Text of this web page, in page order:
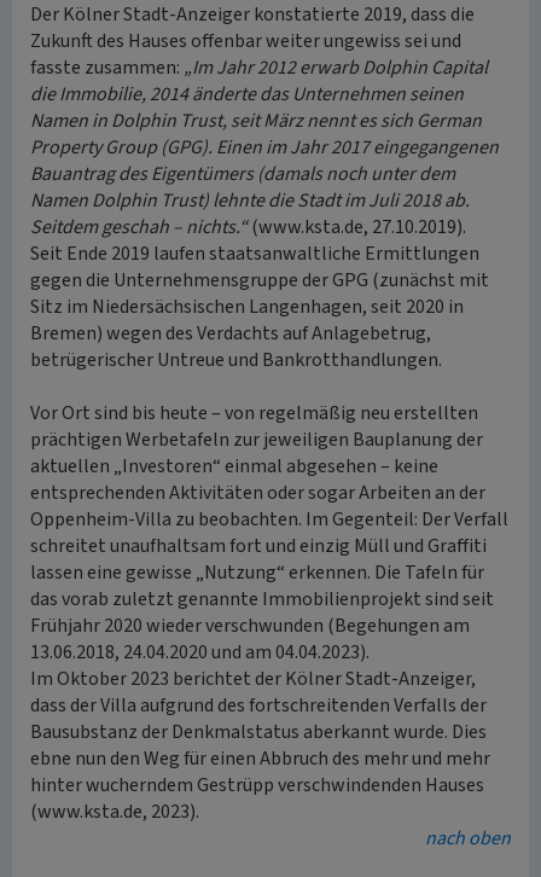
Der Kölner Stadt-Anzeiger konstatierte 2019, dass die
Zukunft des Hauses offenbar weiter ungewiss sei und
fasste zusammen: „Im Jahr 2012 erwarb Dolphin Capital
die Immobilie, 2014 änderte das Unternehmen seinen
Namen in Dolphin Trust, seit März nennt es sich German
Property Group (GPG). Einen im Jahr 2017 eingegangenen
Bauantrag des Eigentümers (damals noch unter dem
Namen Dolphin Trust) lehnte die Stadt im Juli 2018 ab.
Seitdem geschah – nichts.“(www.ksta.de, 27.10.2019).
Seit Ende 2019 laufen staatsanwaltliche Ermittlungen
gegen die Unternehmensgruppe der GPG (zunächst mit
Sitz im Niedersächsischen Langenhagen, seit 2020 in
Bremen) wegen des Verdachts auf Anlagebetrug,
betrügerischer Untreue und Bankrotthandlungen.
Vor Ort sind bis heute – von regelmäßig neu erstellten
prächtigen Werbetafeln zur jeweiligen Bauplanung der
aktuellen „Investoren“ einmal abgesehen – keine
entsprechenden Aktivitäten oder sogar Arbeiten an der
Oppenheim-Villa zu beobachten. Im Gegenteil: Der Verfall
schreitet unaufhaltsam fort und einzig Müll und Graffiti
lassen eine gewisse „Nutzung“ erkennen. Die Tafeln für
das vorab zuletzt genannte Immobilienprojekt sind seit
Frühjahr 2020 wieder verschwunden (Begehungen am
13.06.2018, 24.04.2020 und am 04.04.2023).
Im Oktober 2023 berichtet der Kölner Stadt-Anzeiger,
dass der Villa aufgrund des fortschreitenden Verfalls der
Bausubstanz der Denkmalstatus aberkannt wurde. Dies
ebne nun den Weg für einen Abbruch des mehr und mehr
hinter wucherndem Gestrüpp verschwindenden Hauses
(www.ksta.de, 2023).
nach oben